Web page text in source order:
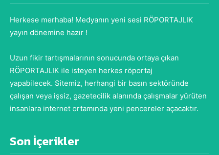
Herkese merhaba! Medyanın yeni sesi RÖPORTAJLIK
yayın dönemine hazır !
Uzun fikir tartışmalarının sonucunda ortaya çıkan
RÖPORTAJLIK ile isteyen herkes röportaj
yapabilecek. Sitemiz, herhangi bir basın sektöründe
çalışan veya işsiz, gazetecilik alanında çalışmalar yürüten
insanlara internet ortamında yeni pencereler açacaktır.
Son İçerikler